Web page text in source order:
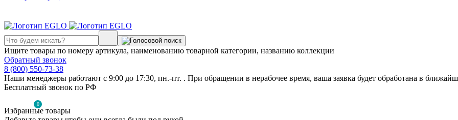
Ищите товары по номеру артикула, наименованию товарной категории, названию коллекции
Обратный звонок
8 (800) 550-73-38
Наши менеджеры работают с 9:00 до 17:30, пн.-пт. . При обращении в нерабочее время, ваша заявка будет обработана в
Бесплатный звонок по РФ
0
Избранные товары